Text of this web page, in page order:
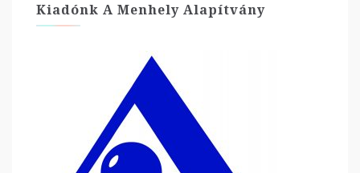
Kiadónk A Menhely Alapítvány